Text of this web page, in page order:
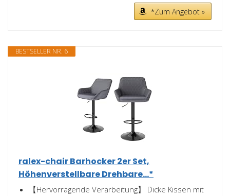
*Zum Angebot »
BESTSELLER NR. 6
ralex-chair Barhocker 2er Set,
Höhenverstellbare Drehbare...*
【Hervorragende Verarbeitung】 Dicke Kissen mit